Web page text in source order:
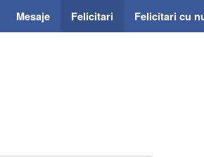
Mesaje Felicitari Felicitari cu